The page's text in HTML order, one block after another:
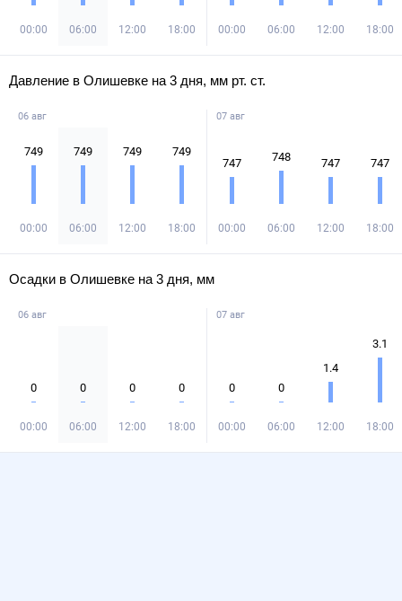
00:00 06:00 12:00 18:00 00:00 06:00 12:00 18:00
Давление в Олишевке на 3 дня, мм рт. ст.
06 авг
749
00:00
749
06:00
749
12:00
749
18:00
07 авг
747
00:00
748
06:00
747
12:00
747
18:00
Осадки в Олишевке на 3 дня, мм
06 авг
0
00:00
0
06:00
0
12:00
0
18:00
07 авг
0
00:00
0
06:00
1.4
12:00
3.1
18:00